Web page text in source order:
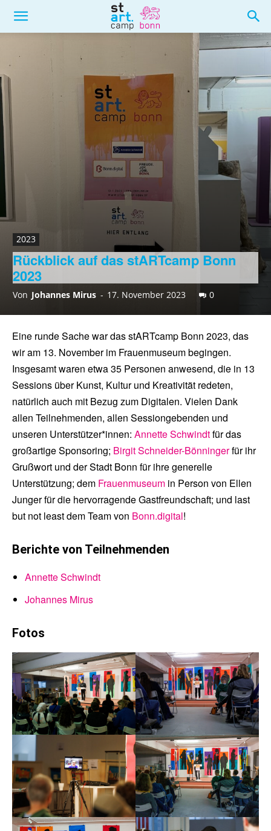
2023
Rückblick auf das stARTcamp Bonn
2023
Von Johannes Mirus - 17. November 2023 0
Eine runde Sache war das stARTcamp Bonn 2023, das
wir am 13. November im Frauenmuseum begingen.
Insgesamt waren etwa 35 Personen anwesend, die in 13
Sessions über Kunst, Kultur und Kreativität redeten,
natürlich auch mit Bezug zum Digitalen. Vielen Dank
allen Teilnehmenden, allen Sessiongebenden und
unseren Unterstützer*innen: Annette Schwindtfür das
großartige Sponsoring; Birgit Schneider-Bönningerfür ihr
Grußwort und der Stadt Bonn für ihre generelle
Unterstützung; dem Frauenmuseum in Person von Ellen
Junger für die hervorragende Gastfreundschaft; und last
but not least dem Team von Bonn.digital!
Berichte von Teilnehmenden
Annette Schwindt
Johannes Mirus
Fotos